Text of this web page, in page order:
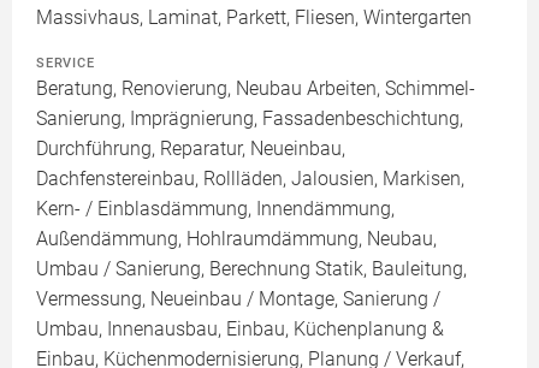
Massivhaus, Laminat, Parkett, Fliesen, Wintergarten
SERVICE
Beratung, Renovierung, Neubau Arbeiten, Schimmel-
Sanierung, Imprägnierung, Fassadenbeschichtung,
Durchführung, Reparatur, Neueinbau,
Dachfenstereinbau, Rollläden, Jalousien, Markisen,
Kern- / Einblasdämmung, Innendämmung,
Außendämmung, Hohlraumdämmung, Neubau,
Umbau / Sanierung, Berechnung Statik, Bauleitung,
Vermessung, Neueinbau / Montage, Sanierung /
Umbau, Innenausbau, Einbau, Küchenplanung &
Einbau, Küchenmodernisierung, Planung / Verkauf,